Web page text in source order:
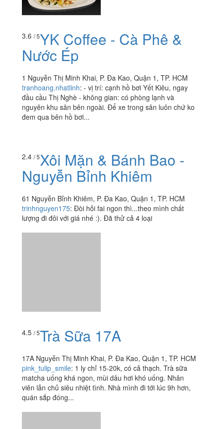
3.6 / 5YK Coffee - Cà Phê &
Nước Ép
1 Nguyễn Thị Minh Khai, P. Đa Kao, Quận 1, TP. HCM
tranhoang.nhatlinh: - vị trí: cạnh hồ bơi Yết Kiêu, ngay
đầu cầu Thị Nghè - không gian: có phòng lạnh và
nguyên khu sân bên ngoài. Để xe trong sân luôn chứ ko
đem qua bên hồ bơi...
2.4/ 5Xôi Mặn & Bánh Bao -
Nguyễn Bỉnh Khiêm
4.5/ 5Trà Sữa 17A
17A Nguyễn Thị Minh Khai, P. Đa Kao, Quận 1, TP. HCM